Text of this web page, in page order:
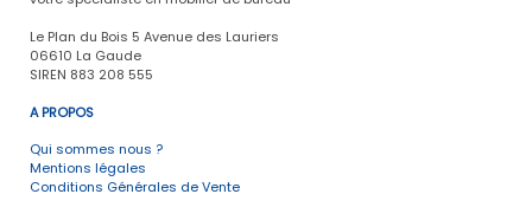
Le Plan du Bois 5 Avenue des Lauriers
06610 La Gaude
SIREN 883 208 555
A PROPOS
Qui sommes nous ?
Mentions légales
Conditions Générales de Vente